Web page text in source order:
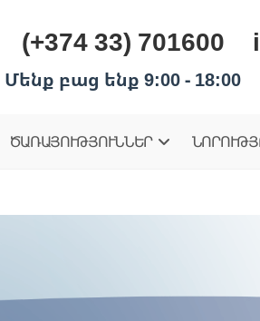
(+374 33) 701600
Մենք բաց ենք 9:00 - 18:00
ԾԱՌԱՅՈՒԹՅՈՒՆՆԵՐ